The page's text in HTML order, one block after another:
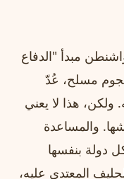
مبدأ "الدفاع
مسلح، عُدّ
هذا لا يعني
والمساعدة
دولة بنفسها
المعتدى عليه،